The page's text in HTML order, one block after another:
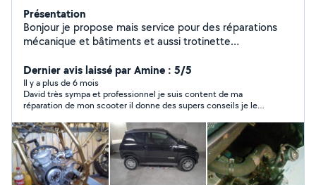
Présentation
Bonjour je propose mais service pour des réparations
mécanique et bâtiments et aussi trotinette
peut toujours s'arranger sur le prix je suis sur agde L'aise
moi vaut coordonnées et je vous contacterai
Dernier avis laissé par Amine : 5/5
Il y a plus de 6 mois
David très sympa et professionnel je suis content de ma
réparation de mon scooter il donne des supers conseils je le